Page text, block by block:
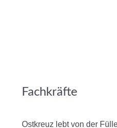
Fachkräfte
Ostkreuz lebt von der